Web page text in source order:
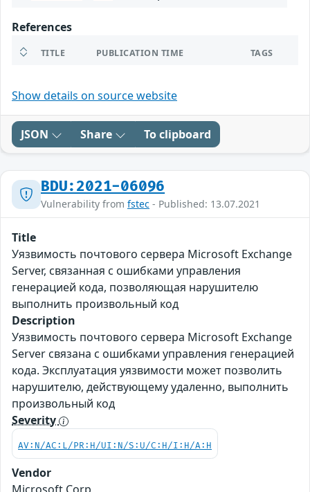
References
TITLE PUBLICATION TIME TAGS
Show details on source website
JSON Share To clipboard
BDU:2021-06096
Vulnerability from fstec - Published: 13.07.2021
Title
Уязвимость почтового сервера Microsoft Exchange
Server, связанная с ошибками управления
генерацией кода, позволяющая нарушителю
выполнить произвольный код
Description
Уязвимость почтового сервера Microsoft Exchange
Server связана с ошибками управления генерацией
кода. Эксплуатация уязвимости может позволить
нарушителю, действующему удаленно, выполнить
произвольный код
Severity
AV:N/AC:L/PR:H/UI:N/S:U/C:H/I:H/A:H
Vendor